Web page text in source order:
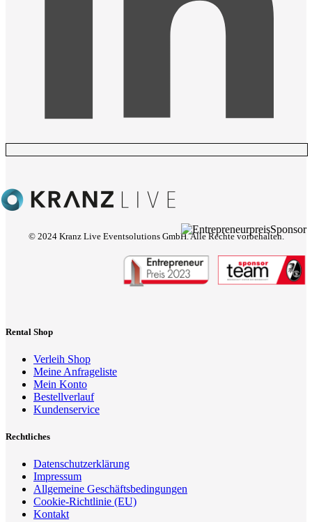
© 2024 Kranz Live Eventsolutions GmbH. Alle Rechte vorbehalten.
Rental Shop
Verleih Shop
Meine Anfrageliste
Mein Konto
Bestellverlauf
Kundenservice
Rechtliches
Datenschutzerklärung
Impressum
Allgemeine Geschäftsbedingungen
Cookie-Richtlinie (EU)
Kontakt